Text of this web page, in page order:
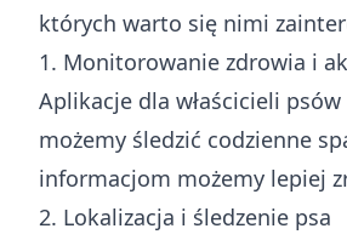
których warto się nimi
1. Monitorowanie zdrowia i
Aplikacje dla właścicieli
możemy śledzić codzienne
informacjom możemy lepiej
2. Lokalizacja i śledzenie psa